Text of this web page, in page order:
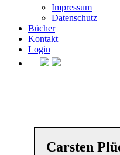
Impressum
Datenschutz
Bücher
Kontakt
Login
Carsten